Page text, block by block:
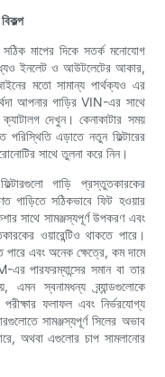
মাপের দিকে সতর্ক মনোযোগ
ইনলেট ও ​​আউটলেটের আকার,
মতো সামান্য পার্থক্যও এর
আপনার গাড়ির VIN-এর সাথে
দেখুন। কেনাকাটার সময়
এড়াতে নতুন ফিল্টারের
সাথে তুলনা করে নিন।
গাড়ি প্রস্তুতকারকের
গাড়িতে সঠিকভাবে ফিট হওয়ার
সাথে সামঞ্জস্যপূর্ণ উপকরণ এবং
ওয়ারেন্টিও থাকতে পারে।
পারে এবং অনেক ক্ষেত্রে, কম দামে
এর পারফরম্যান্সের সমান বা তার
এমন স্বনামধন্য ব্র্যান্ডগুলোকে
পরীক্ষার ফলাফল এবং নির্ভরযোগ্য
সামঞ্জস্যপূর্ণ সিলের অভাব
অথবা এগুলোর চাপ সামলানোর